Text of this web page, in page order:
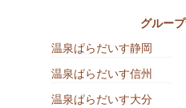
グルー
温泉ぱらだいす静岡
温泉ぱらだいす信州
温泉ぱらだいす大分